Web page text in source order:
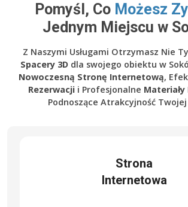
Pomyśl, Co Możesz
Jednym Miejscu w
Z Naszymi Usługami Otrzymasz Nie
Spacery 3Ddla swojego obiektu w
Nowoczesną Stronę Internetową,
Rezerwacjii Profesjonalne
Podnoszące Atrakcyjność
Strona
Internetowa